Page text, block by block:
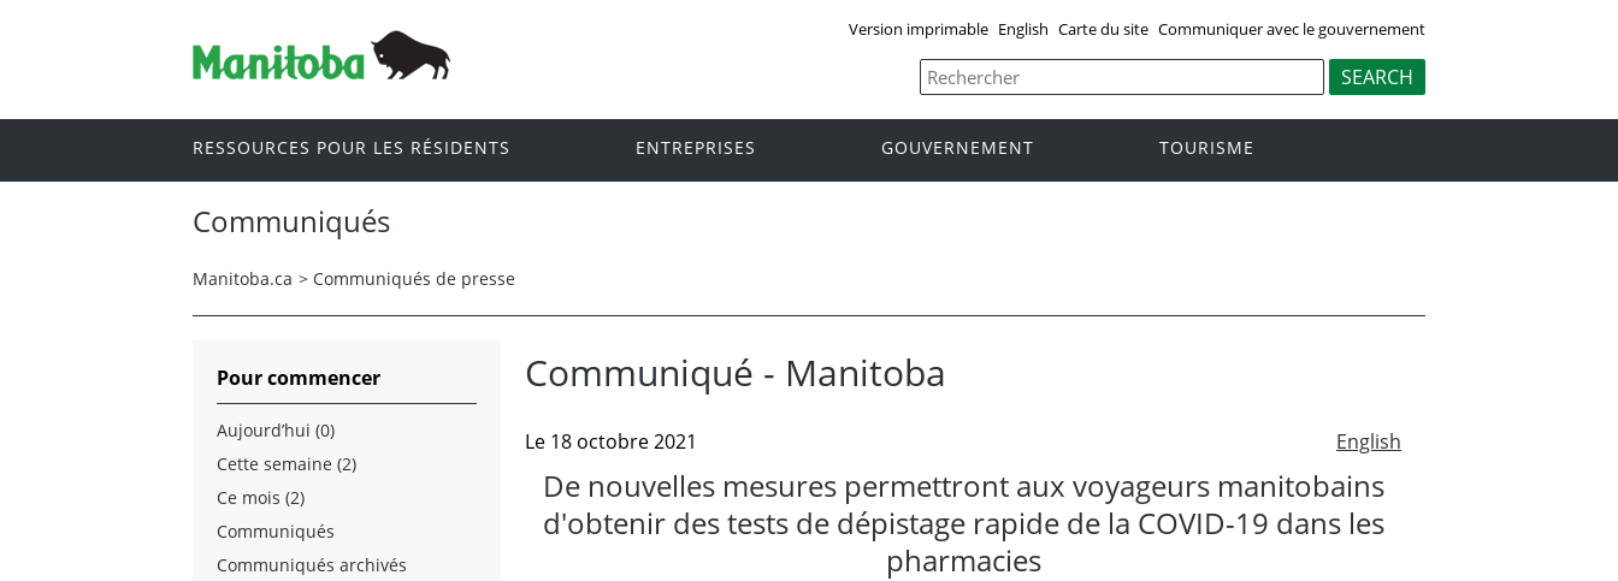
Version imprimable English Carte du site Communiquer avec le gouvernement
RESSOURCES POUR LES RÉSIDENTS ENTREPRISES GOUVERNEMENT TOURISME
Communiqués
Manitoba.ca > Communiqués de presse
Communiqué - Manitoba
English
Le 18 octobre 2021
De nouvelles mesures permettront aux voyageurs manitobains
d'obtenir des tests de dépistage rapide de la COVID-19 dans les
pharmacies
Pour commencer
Aujourd’hui (0)
Cette semaine (2)
Ce mois (2)
Communiqués
Communiqués archivés